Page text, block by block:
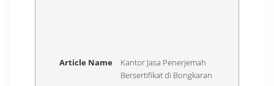
Article Name
Kantor Jasa Penerjemah
Bersertifikat di Bongkaran